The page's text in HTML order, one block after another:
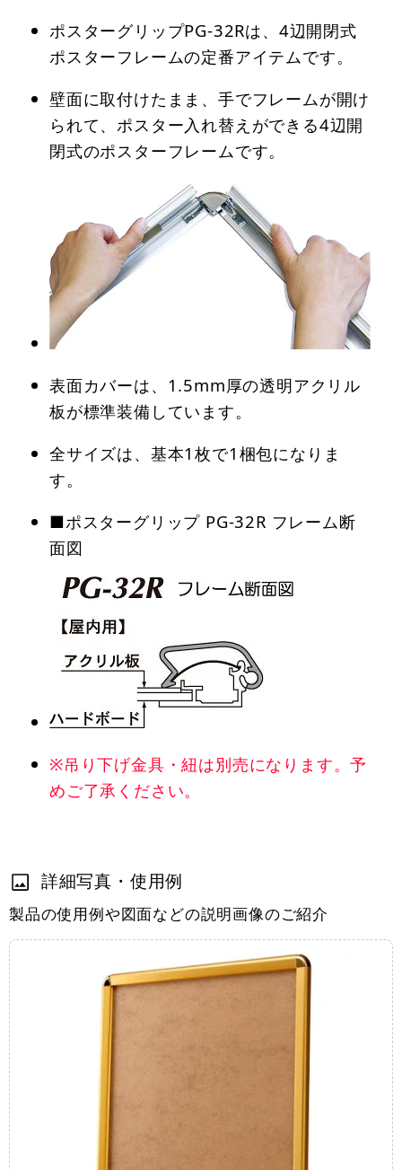
ポスターグリップPG-32Rは、4辺開閉式
ポスターフレームの定番アイテムです。
壁面に取付けたまま、手でフレームが開け
られて、ポスター入れ替えができる4辺開
閉式のポスターフレームです。
表面カバーは、1.5mm厚の透明アクリル
板が標準装備しています。
全サイズは、基本1枚で1梱包になりま
す。
■ポスターグリップ PG-32R フレーム断
面図
※吊り下げ金具・紐は別売になります。予
めご了承ください。
詳細写真・使用例
製品の使用例や図面などの説明画像のご紹介